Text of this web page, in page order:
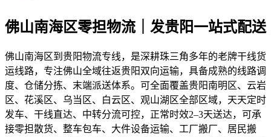
佛山南海区零担物流｜发贵阳一站式配送
佛山南海区到贵阳物流专线，是深耕珠三角多年的老牌干线货
运线路，专注佛山全域往返贵阳双向运输，具备成熟的线路调
度、仓储分拣、末端派送体系。可全面覆盖贵阳南明区、云岩
区、花溪区、乌当区、白云区、观山湖区全部区域，天天定时
发车、干线直达、中转分流可控，正常时效2–3天送达，可承
接零担散货、整车包车、大件设备运输、工厂搬厂、居民搬